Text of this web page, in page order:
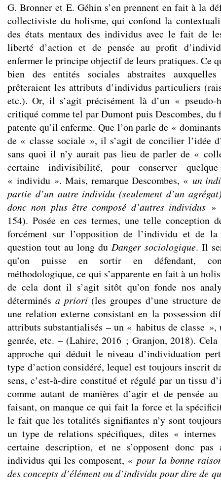
G. Bronner et E. Géhin s’en prennent en fait à la
collectiviste du holisme, qui confond la
des états mentaux des individus avec le fait de
liberté d’action et de pensée au profit
enfermer le principe objectif de leurs pratiques. Ce
bien des entités sociales abstraites auxquelles
prêteraient les attributs d’individus particuliers
etc.). Or, il s’agit précisément là d’un «
critiqué comme tel par Dumont puis Descombes,
patente qu’il enferme. Que l’on parle de «
de « classe sociale », il s’agit de concilier l’idée
sans quoi il n’y aurait pas lieu de parler de «
certaine indivisibilité, pour conserver
« individu ». Mais, remarque Descombes, « un
partie d’un autre individu (seulement d’un
donc non plus être composé d’autres individus»
154). Posée en ces termes, une telle conception
forcément sur l’opposition de l’individu et de
question tout au long du Danger sociologique. Il
qu’on puisse en sortir en défendant,
méthodologique, ce qui s’apparente en fait à un
de cela dont il s’agit sitôt qu’on fonde nos
déterminés a priori(les groupes d’une structure
une relation externe consistant en la possession
attributs substantialisés – un « habitus de classe
genrée, etc. – (Lahire, 2016 ; Granjon, 2018).
approche qui déduit le niveau d’individuation
type d’action considéré, lequel est toujours inscrit
sens, c’est-à-dire constitué et régulé par un tissu
comme autant de manières d’agir et de pensée
faisant, on manque ce qui fait la force et la
le fait que les totalités signifiantes n’y sont
un type de relations spécifiques, dites «
certaine description, et ne s’opposent donc
individus qui les composent, «pour la bonne
des concepts d’élément ou d’individu pour dire de